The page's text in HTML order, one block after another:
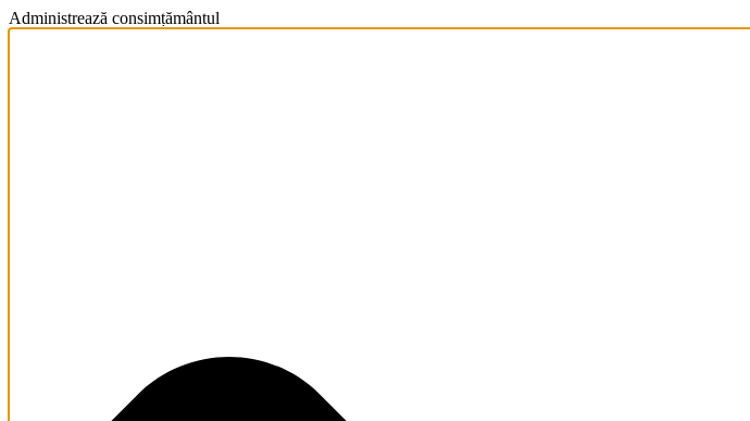
Administrează consimțământul